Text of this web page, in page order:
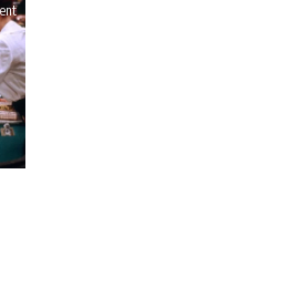
on
รีวิว
California
Split
(1974)